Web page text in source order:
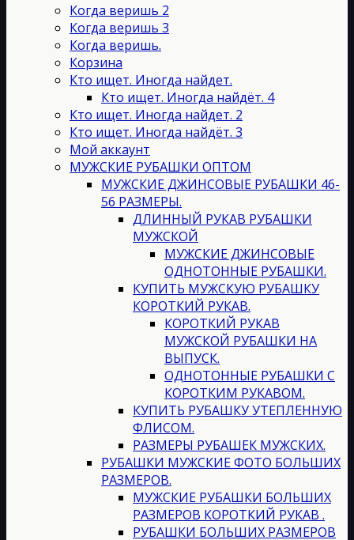
Когда веришь 2
Когда веришь 3
Когда веришь.
Корзина
Кто ищет. Иногда найдет.
Кто ищет. Иногда найдёт. 4
Кто ищет. Иногда найдет. 2
Кто ищет. Иногда найдёт. 3
Мой аккаунт
МУЖСКИЕ РУБАШКИ ОПТОМ
МУЖСКИЕ ДЖИНСОВЫЕ РУБАШКИ 46-
56 РАЗМЕРЫ.
ДЛИННЫЙ РУКАВ РУБАШКИ
МУЖСКОЙ
МУЖСКИЕ ДЖИНСОВЫЕ
ОДНОТОННЫЕ РУБАШКИ.
КУПИТЬ МУЖСКУЮ РУБАШКУ
КОРОТКИЙ РУКАВ.
КОРОТКИЙ РУКАВ
МУЖСКОЙ РУБАШКИ НА
ВЫПУСК.
ОДНОТОННЫЕ РУБАШКИ С
КОРОТКИМ РУКАВОМ.
КУПИТЬ РУБАШКУ УТЕПЛЕННУЮ
ФЛИСОМ.
РАЗМЕРЫ РУБАШЕК МУЖСКИХ.
РУБАШКИ МУЖСКИЕ ФОТО БОЛЬШИХ
РАЗМЕРОВ.
МУЖСКИЕ РУБАШКИ БОЛЬШИХ
РАЗМЕРОВ КОРОТКИЙ РУКАВ .
РУБАШКИ БОЛЬШИХ РАЗМЕРОВ